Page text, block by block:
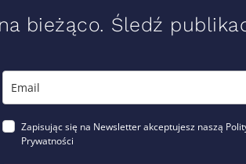
bieżąco. Śledź
Zapisując się na Newsletter akceptujesz naszą
Prywatności